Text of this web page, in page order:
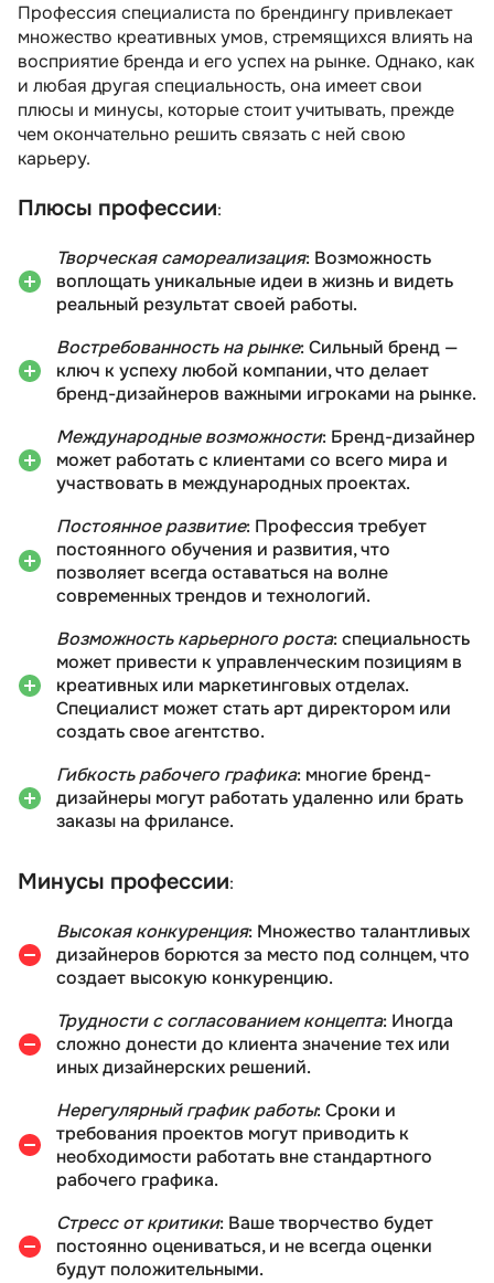
Профессия специалиста по брендингу привлекает
множество креативных умов, стремящихся влиять на
восприятие бренда и его успех на рынке. Однако, как
и любая другая специальность, она имеет свои
плюсы и минусы, которые стоит учитывать, прежде
чем окончательно решить связать с ней свою
карьеру.
Плюсы профессии:
Творческая самореализация: Возможность
воплощать уникальные идеи в жизнь и видеть
реальный результат своей работы.
Востребованность на рынке: Сильный бренд —
ключ к успеху любой компании, что делает
бренд-дизайнеров важными игроками на рынке.
Международные возможности: Бренд-дизайнер
может работать с клиентами со всего мира и
участвовать в международных проектах.
Постоянное развитие: Профессия требует
постоянного обучения и развития, что
позволяет всегда оставаться на волне
современных трендов и технологий.
Возможность карьерного роста: специальность
может привести к управленческим позициям в
креативных или маркетинговых отделах.
Специалист может стать арт директором или
создать свое агентство.
Гибкость рабочего графика: многие бренд-
дизайнеры могут работать удаленно или брать
заказы на фрилансе.
Минусы профессии:
Высокая конкуренция: Множество талантливых
дизайнеров борются за место под солнцем, что
создает высокую конкуренцию.
Трудности с согласованием концепта: Иногда
сложно донести до клиента значение тех или
иных дизайнерских решений.
Нерегулярный график работы: Сроки и
требования проектов могут приводить к
необходимости работать вне стандартного
рабочего графика.
Стресс от критики: Ваше творчество будет
постоянно оцениваться, и не всегда оценки
будут положительными.